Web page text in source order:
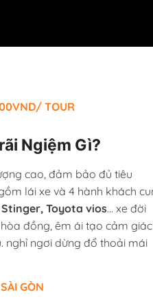
TOUR
Ngiệm Gì?
cao, đảm bảo đủ tiêu
lái xe và 4 hành khách
Stinger, Toyota vios... xe đời
đồng, êm ái tạo cảm giác
nghỉ ngơi dừng đổ thoải mái
GÒN